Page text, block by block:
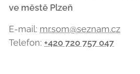
ve městě Plzeň
E-mail: mr.som@seznam.cz
Telefon: +420 720 757 047